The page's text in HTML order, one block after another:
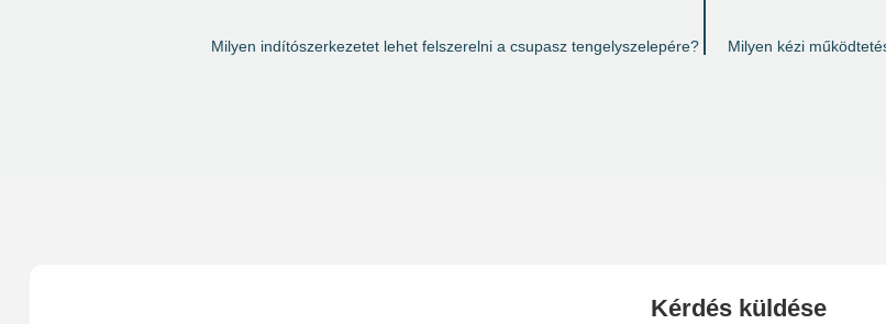
Milyen indítószerkezetet lehet felszerelni a csupasz tengelyszelepére? Milyen kézi
Kérdés küldése